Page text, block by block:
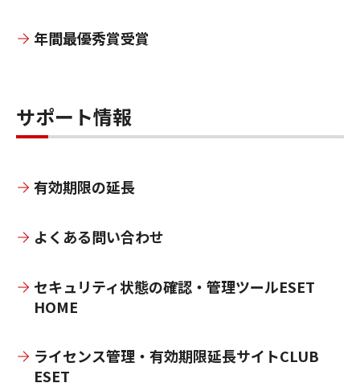
年間最優秀賞受賞
サポート情報
有効期限の延長
よくある問い合わせ
セキュリティ状態の確認・管理ツールESET
HOME
ライセンス管理・有効期限延長サイトCLUB
ESET